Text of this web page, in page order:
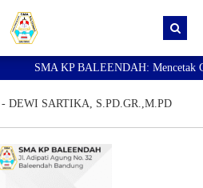
SMA KP BALEENDAH: Mencetak
- DEWI SARTIKA, S.PD.GR.,M.PD